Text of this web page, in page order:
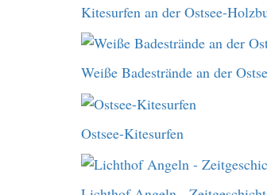
Kitesurfen an der Ostsee-
Weiße Badestrände an der
Ostsee-Kitesurfen